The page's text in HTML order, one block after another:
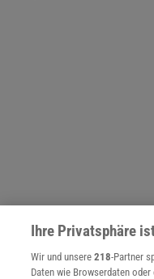
Ihre Privatsphäre
Wir und unsere218-Partner
Daten wie Browserdaten